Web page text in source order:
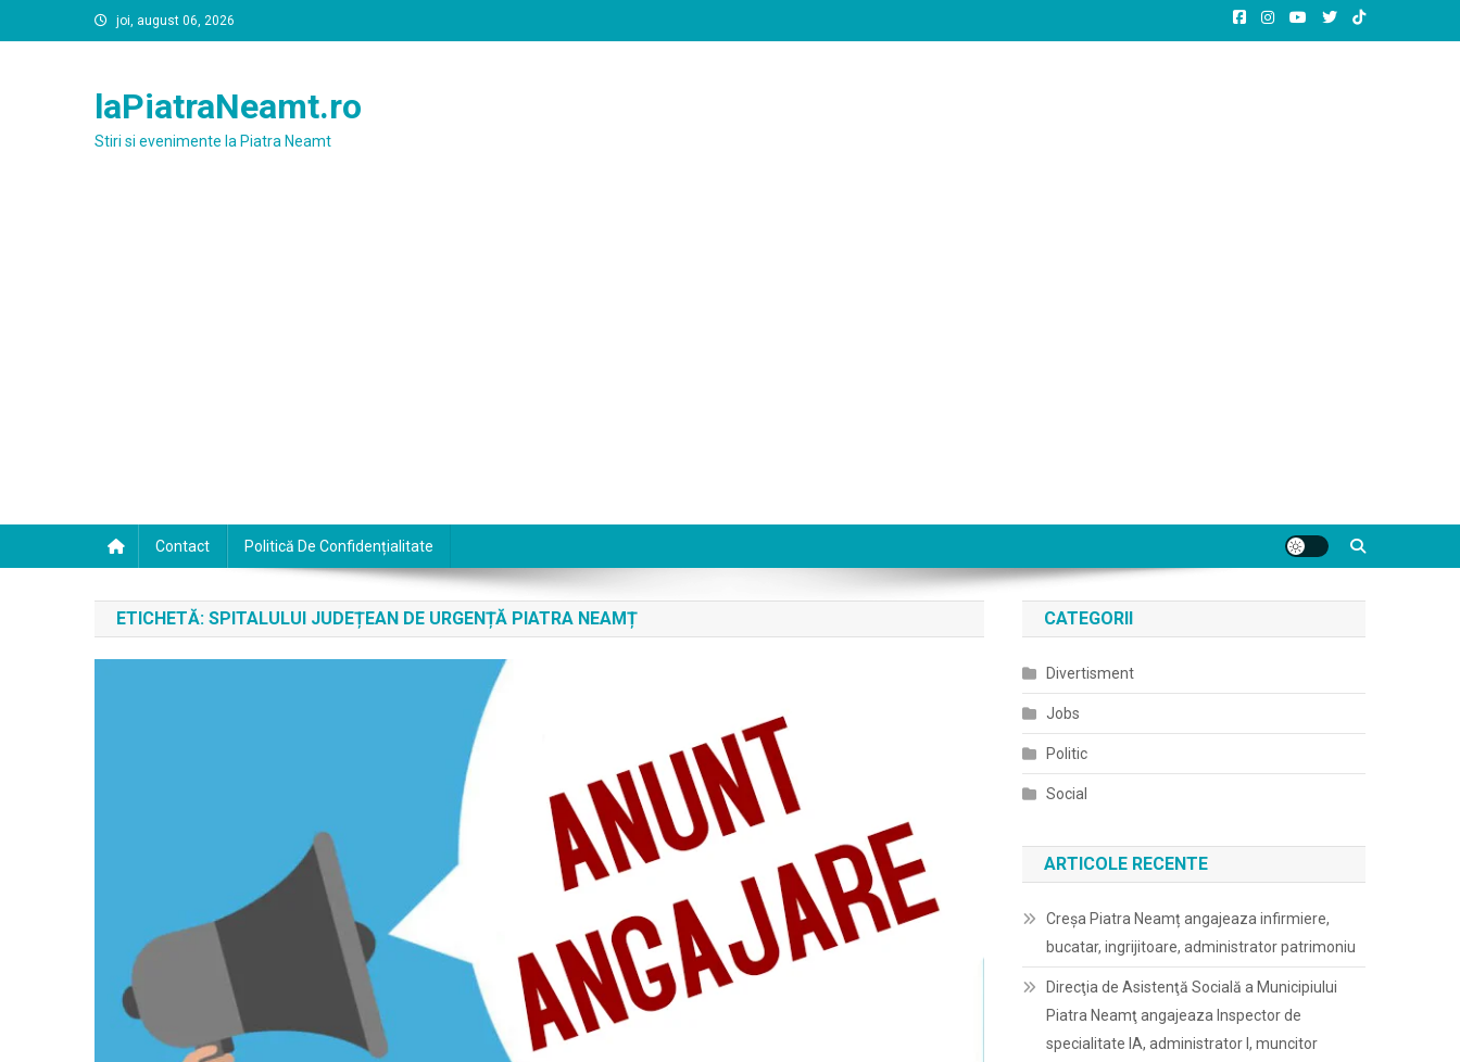
to
joi, august 06, 2026
laPiatraNeamt.ro
Stiri si evenimente la Piatra Neamt
Contact Politică De Confidențialitate
ETICHETĂ: SPITALULUI JUDEȚEAN DE URGENȚĂ PIATRA NEAMȚ CATEGORII
Divertisment
Jobs
Politic
Social
ARTICOLE RECENTE
Creșa Piatra Neamț angajeaza infirmiere,
bucatar, ingrijitoare, administrator patrimoniu
Direcţia de Asistenţă Socială a Municipiului
Piatra Neamţ angajeaza Inspector de
specialitate IA, administrator I, muncitor